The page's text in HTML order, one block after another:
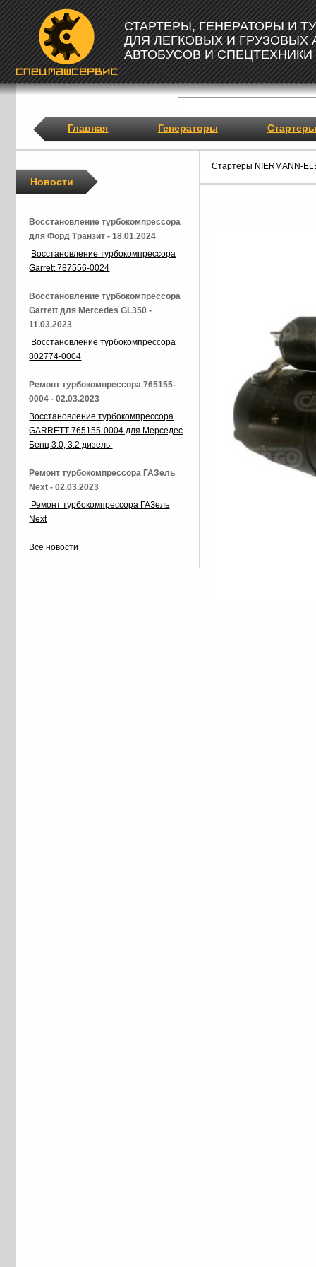
СТАРТЕРЫ, ГЕНЕРАТОРЫ И
ДЛЯ ЛЕГКОВЫХ И ГРУЗОВЫХ
АВТОБУСОВ И СПЕЦТЕХНИКИ
Главная Генераторы Стартеры
Стартеры NIERMANN-
Новости
Восстановление турбокомпрессора
для Форд Транзит - 18.01.2024
Восстановление турбокомпрессора
Garrett 787556-0024
Восстановление турбокомпрессора
Garrett для Mercedes GL350 -
11.03.2023
Восстановление турбокомпрессора
802774-0004
Ремонт турбокомпрессора 765155-
0004 - 02.03.2023
Восстановление турбокомпрессора
GARRETT 765155-0004 для Мерседес
Бенц 3.0, 3.2 дизель
Ремонт турбокомпрессора ГАЗель
Next - 02.03.2023
Ремонт турбокомпрессора ГАЗель
Next
Все новости